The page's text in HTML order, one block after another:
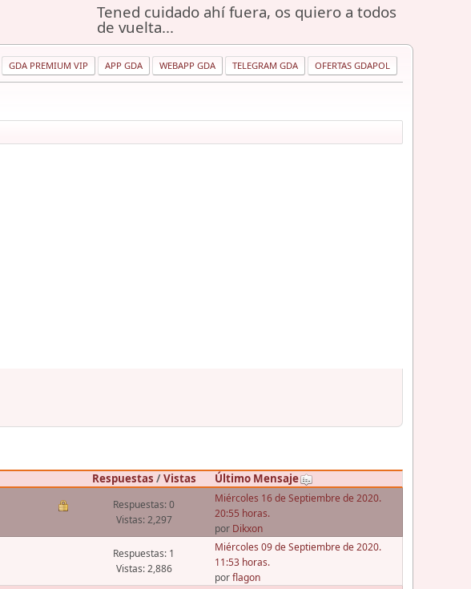
Tened cuidado ahí fuera, os quiero a todos
de vuelta...
GDA PREMIUM VIP APP GDA WEBAPP GDA TELEGRAM GDA OFERTAS GDAPOL
Respuestas /Vistas
Último Mensaje
Respuestas: 0
Vistas: 2,297
Miércoles 16 de Septiembre de 2020.
20:55 horas.
por Dikxon
Respuestas: 1
Vistas: 2,886
Miércoles 09 de Septiembre de 2020.
11:53 horas.
porflagon